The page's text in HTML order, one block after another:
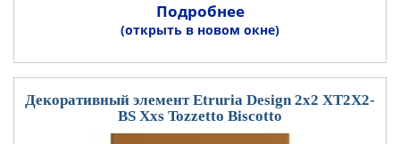
Подробнее
(открыть в новом окне)
Декоративный элемент Etruria Design 2x2 XT2X2-
BS Xxs Tozzetto Biscotto